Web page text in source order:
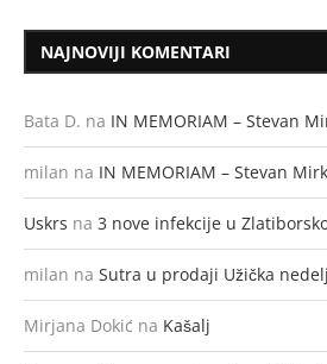
NAJNOVIJI KOMENTARI
Bata D. na IN MEMORIAM – Stevan
milan na IN MEMORIAM – Stevan
Uskrs na 3 nove infekcije u
milan na Sutra u prodaji Užička
Mirjana Dokić na Kašalj